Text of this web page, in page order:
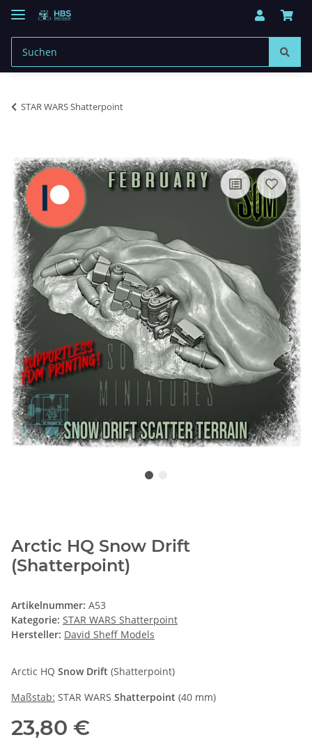
STAR WARS Shatterpoint
Arctic HQ Snow Drift
(Shatterpoint)
Artikelnummer: A53
Kategorie: STAR WARS Shatterpoint
Hersteller: David Sheff Models
Arctic HQ Snow Drift (Shatterpoint)
Maßstab: STAR WARS Shatterpoint (40 mm)
23,80 €